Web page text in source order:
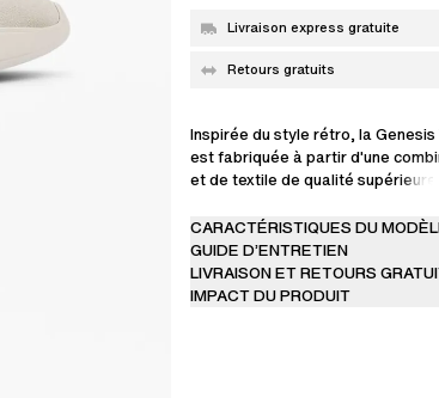
Livraison express gratuite
Retours gratuits
Inspirée du style rétro, la
est fabriquée à partir d'une
et de textile de qualité
et de SEAQUAL® MARINE
proviennent de déchets plastiques
SEAQUAL INITIATIVE. Elle est
semelle moderne et légère et
CARACTÉRISTIQUES DU
GUIDE D’ENTRETIEN
LIVRAISON ET RETOURS
IMPACT DU PRODUIT